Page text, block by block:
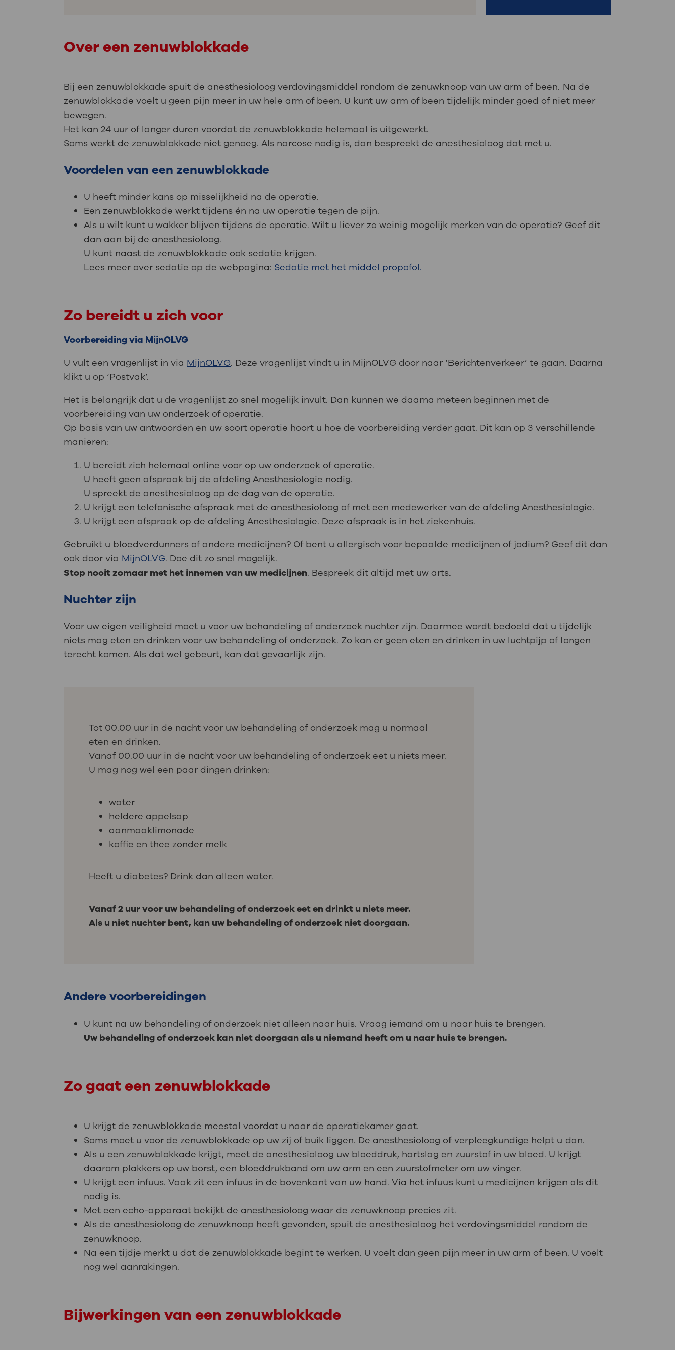
Over een zenuwblokkade
Bij een zenuwblokkade spuit de anesthesioloog verdovingsmiddel rondom de zenuwknoop van uw arm of been. Na de
zenuwblokkade voelt u geen pijn meer in uw hele arm of been. U kunt uw arm of been tijdelijk minder goed of niet meer
bewegen.
Het kan 24 uur of langer duren voordat de zenuwblokkade helemaal is uitgewerkt.
Soms werkt de zenuwblokkade niet genoeg. Als narcose nodig is, dan bespreekt de anesthesioloog dat met u.
Voordelen van een zenuwblokkade
U heeft minder kans op misselijkheid na de operatie.
Een zenuwblokkade werkt tijdens én na uw operatie tegen de pijn.
Als u wilt kunt u wakker blijven tijdens de operatie. Wilt u liever zo weinig mogelijk merken van de operatie? Geef dit
dan aan bij de anesthesioloog.
U kunt naast de zenuwblokkade ook sedatie krijgen.
Lees meer over sedatie op de webpagina: Sedatie met het middel propofol.
Zo bereidt u zich voor
Voorbereiding via MijnOLVG
U vult een vragenlijst in via MijnOLVG. Deze vragenlijst vindt u in MijnOLVG door naar ‘Berichtenverkeer’ te gaan. Daarna
klikt u op ‘Postvak’.
Het is belangrijk dat u de vragenlijst zo snel mogelijk invult. Dan kunnen we daarna meteen beginnen met de
voorbereiding van uw onderzoek of operatie.
Op basis van uw antwoorden en uw soort operatie hoort u hoe de voorbereiding verder gaat. Dit kan op 3 verschillende
manieren:
U bereidt zich helemaal online voor op uw onderzoek of operatie.
U heeft geen afspraak bij de afdeling Anesthesiologie nodig.
U spreekt de anesthesioloog op de dag van de operatie.
U krijgt een telefonische afspraak met de anesthesioloog of met een medewerker van de afdeling Anesthesiologie.
U krijgt een afspraak op de afdeling Anesthesiologie. Deze afspraak is in het ziekenhuis.
Gebruikt u bloedverdunners of andere medicijnen? Of bent u allergisch voor bepaalde medicijnen of jodium? Geef dit dan
ook door via MijnOLVG. Doe dit zo snel mogelijk.
Stop nooit zomaar met het innemen van uw medicijnen. Bespreek dit altijd met uw arts.
Nuchter zijn
Voor uw eigen veiligheid moet u voor uw behandeling of onderzoek nuchter zijn. Daarmee wordt bedoeld dat u tijdelijk
niets mag eten en drinken voor uw behandeling of onderzoek. Zo kan er geen eten en drinken in uw luchtpijp of longen
terecht komen. Als dat wel gebeurt, kan dat gevaarlijk zijn.
Tot 00.00 uur in de nacht voor uw behandeling of onderzoek mag u normaal
eten en drinken.
Vanaf 00.00 uur in de nacht voor uw behandeling of onderzoek eet u niets meer.
U mag nog wel een paar dingen drinken:
water
heldere appelsap
aanmaaklimonade
koffie en thee zonder melk
Heeft u diabetes? Drink dan alleen water.
Vanaf 2 uur voor uw behandeling of onderzoek eet en drinkt u niets meer.
Als u niet nuchter bent, kan uw behandeling of onderzoek niet doorgaan.
Andere voorbereidingen
U kunt na uw behandeling of onderzoek niet alleen naar huis. Vraag iemand om u naar huis te brengen.
Uw behandeling of onderzoek kan niet doorgaan als u niemand heeft om u naar huis te brengen.
Zo gaat een zenuwblokkade
U krijgt de zenuwblokkade meestal voordat u naar de operatiekamer gaat.
Soms moet u voor de zenuwblokkade op uw zij of buik liggen. De anesthesioloog of verpleegkundige helpt u dan.
Als u een zenuwblokkade krijgt, meet de anesthesioloog uw bloeddruk, hartslag en zuurstof in uw bloed. U krijgt
daarom plakkers op uw borst, een bloeddrukband om uw arm en een zuurstofmeter om uw vinger.
U krijgt een infuus. Vaak zit een infuus in de bovenkant van uw hand. Via het infuus kunt u medicijnen krijgen als dit
nodig is.
Met een echo-apparaat bekijkt de anesthesioloog waar de zenuwknoop precies zit.
Als de anesthesioloog de zenuwknoop heeft gevonden, spuit de anesthesioloog het verdovingsmiddel rondom de
zenuwknoop.
Na een tijdje merkt u dat de zenuwblokkade begint te werken. U voelt dan geen pijn meer in uw arm of been. U voelt
nog wel aanrakingen.
Bijwerkingen van een zenuwblokkade